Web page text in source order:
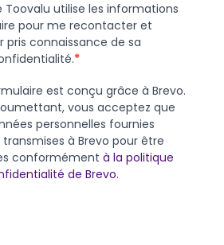
utilise les informations
pour me recontacter et
pris connaissance de sa
est conçu grâce à Brevo.
vous acceptez que
personnelles fournies
à Brevo pour être
conformément à la politique
de Brevo.